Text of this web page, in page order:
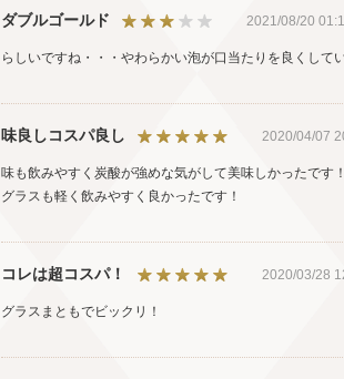
ダブルゴールド 2021/08/20
らしいですね・・・やわらかい泡が口当たりを良くして
味良しコスパ良し 2020/04/07
味も飲みやすく炭酸が強めな気がして美味しかったです
グラスも軽く飲みやすく良かったです！
コレは超コスパ！ 2020/03/28
グラスまともでビックリ！